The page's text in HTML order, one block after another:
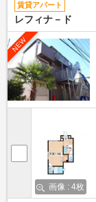
賃貸アパート
レフィナ－ド
NEW
画像 : 4枚